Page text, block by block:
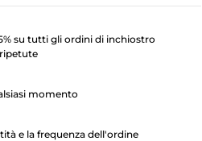
su tutti gli ordini di inchiostro
momento
e la frequenza dell'ordine